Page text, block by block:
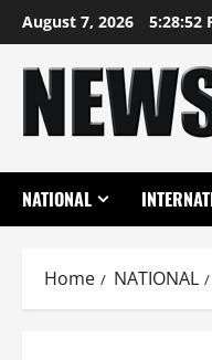
Skip
to
content
August 7, 2026 5:28:53
NATIONAL
Home NATIONAL